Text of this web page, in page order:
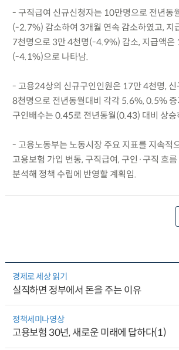
- 구직급여 신규신청자는 10만명으로 전년동
(-2.7%) 감소하여 3개월 연속 감소하였고, 지
7천명으로 3만 4천명(-4.9%) 감소, 지급액은
(-4.1%)으로 나타남.
- 고용24상의 신규구인인원은 17만 4천명,
8천명으로 전년동월대비 각각 5.6%, 0.5% 증
구인배수는 0.45로 전년동월(0.43) 대비 상승
- 고용노동부는 노동시장 주요 지표를 지속적
고용보험 가입 변동, 구직급여, 구인·구직 흐
분석해 정책 수립에 반영할 계획임.
경제로 세상 읽기
실직하면 정부에서 돈을 주는 이유
정책세미나영상
고용보험 30년, 새로운 미래에 답하다(1)